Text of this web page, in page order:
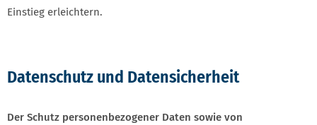
Einstieg erleichtern.
Datenschutz und Datensicherheit
Der Schutz personenbezogener Daten sowie von